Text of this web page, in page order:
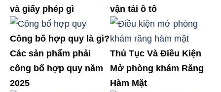
và giấy phép gì
vận tải ô tô
Công bố hợp quy là gì?
Các sản phẩm phải
công bố hợp quy năm
2025
Thủ Tục Và Điều Kiện
Mở phòng khám Răng
Hàm Mặt